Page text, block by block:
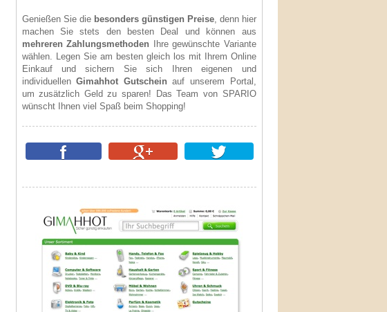
Genießen Sie die besonders günstigen Preise, denn hier
machen Sie stets den besten Deal und können aus
mehreren Zahlungsmethoden Ihre gewünschte Variante
wählen. Legen Sie am besten gleich los mit Ihrem Online
Einkauf und sichern Sie sich Ihren eigenen und
individuellenGimahhot Gutschein auf unserem Portal,
um zusätzlich Geld zu sparen! Das Team von SPARIO
wünscht Ihnen viel Spaß beim Shopping!